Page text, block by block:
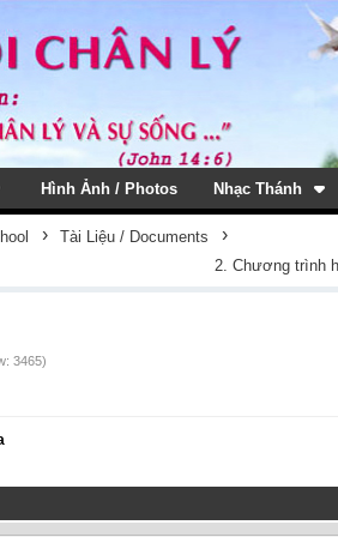
Hình Ảnh / Photos Nhạc Thánh
› Tài Liệu / Documents ›
2. Chương trình
3465)